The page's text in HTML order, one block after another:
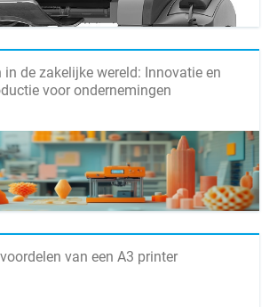
in de zakelijke wereld: Innovatie en
voor ondernemingen
voordelen van een A3 printer